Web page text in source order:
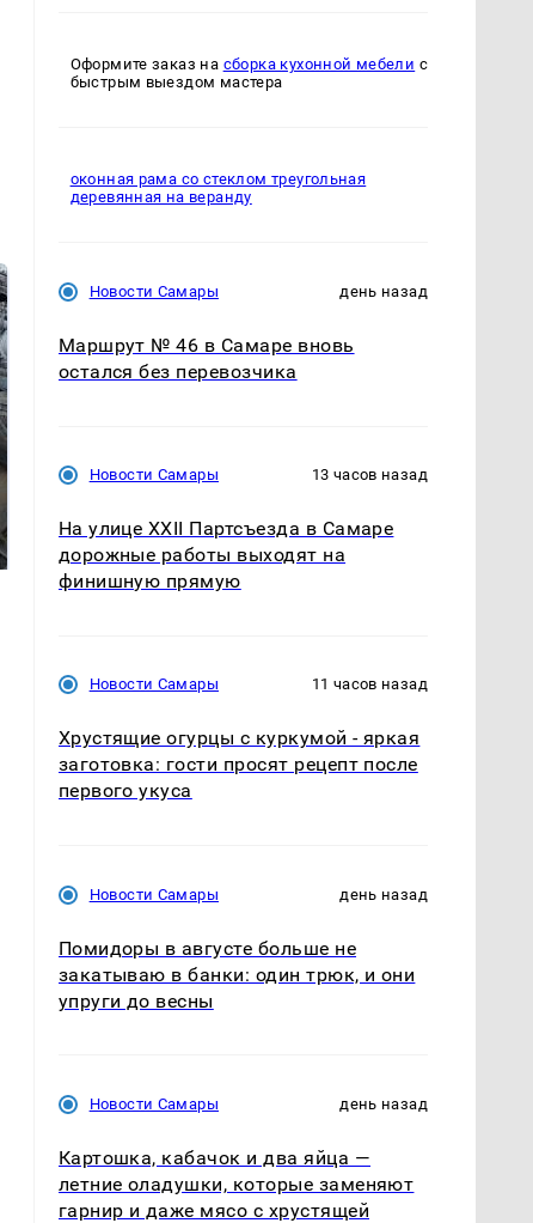
готовую еду из
магазина: список
жестокое убийство
криптомиллионера
Оформите заказ на сборка кухонной мебели с
быстрым выездом мастера
оконная рама со стеклом треугольная
деревянная на веранду
Новости Самары день назад
Маршрут № 46 в Самаре вновь
остался без перевозчика
Новости Самары 13 часов назад
На улице XXII Партсъезда в Самаре
дорожные работы выходят на
финишную прямую
Новости Самары 11 часов назад
Хрустящие огурцы с куркумой - яркая
заготовка: гости просят рецепт после
первого укуса
Новости Самары день назад
Помидоры в августе больше не
закатываю в банки: один трюк, и они
упруги до весны
Новости Самары день назад
Картошка, кабачок и два яйца —
летние оладушки, которые заменяют
гарнир и даже мясо с хрустящей